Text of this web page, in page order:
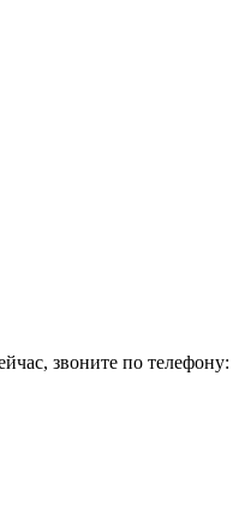
звоните по телефону: